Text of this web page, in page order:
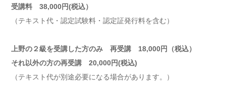
受講料 38,000円(税込）
（テキスト代・認定試験料・認定証発行料を含む）
上野の２級を受講した方のみ 再受講 18,000円（税込）
それ以外の方の再受講 20,000円(税込)
（テキスト代が別途必要になる場合があります。）